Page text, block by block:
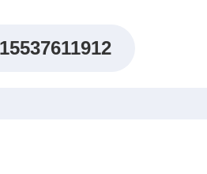
15537611912